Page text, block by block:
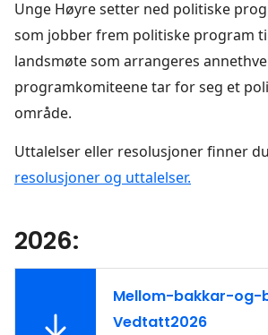
Unge Høyre setter ned politiske
som jobber frem politiske program
landsmøte som arrangeres
programkomiteene tar for seg et
område.
Uttalelser eller resolusjoner finner
resolusjoner og uttalelser.
2026:
Mellom-bakkar-og-
Vedtatt2026